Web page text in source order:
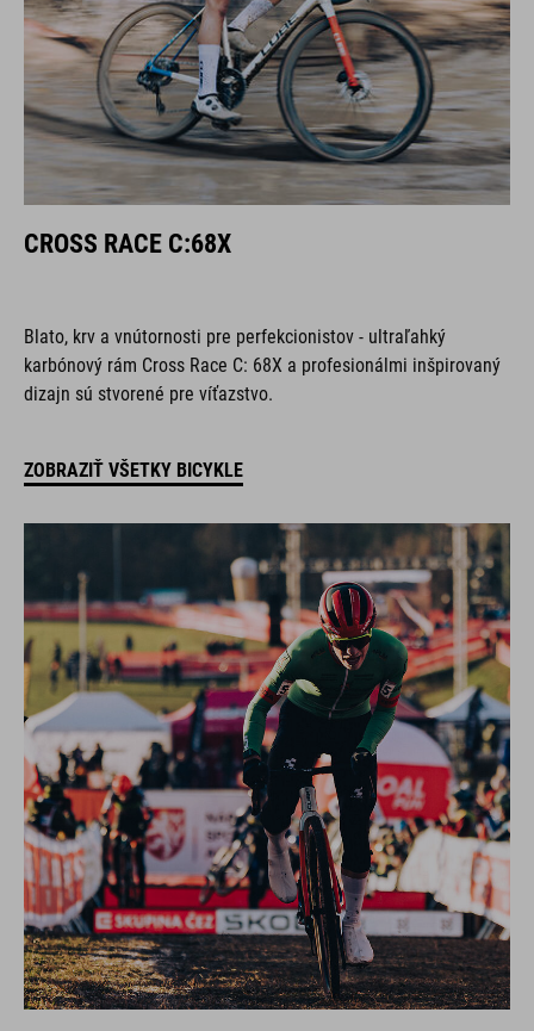
CROSS RACE C:68X
Blato, krv a vnútornosti pre perfekcionistov - ultraľahký
karbónový rám Cross Race C: 68X a profesionálmi inšpirovaný
dizajn sú stvorené pre víťazstvo.
ZOBRAZIŤ VŠETKY BICYKLE